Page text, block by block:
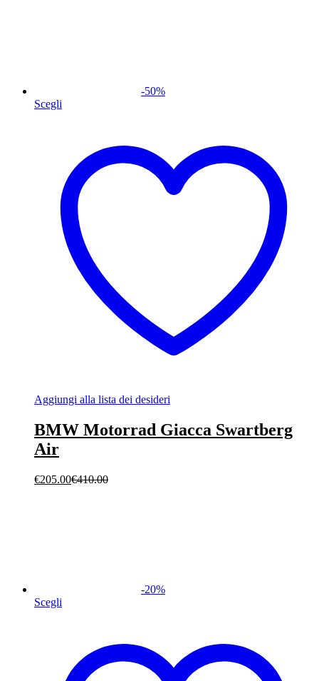
-50%
Scegli
Aggiungi alla lista dei desideri
BMW Motorrad Giacca Swartberg
Air
€205.00€410.00
-20%
Scegli